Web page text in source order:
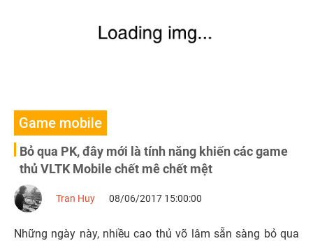
Game mobile
Bỏ qua PK, đây mới là tính năng khiến các game
thủ VLTK Mobile chết mê chết mệt
Tran Huy 08/06/2017 15:00:00
Những ngày này, nhiều cao thủ võ lâm sẵn sàng bỏ qua